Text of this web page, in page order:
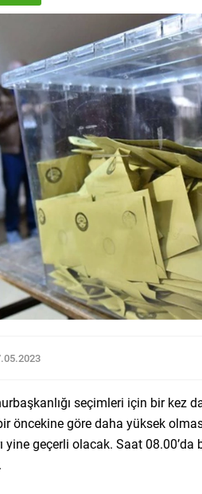
seçimleri için bir kez
öncekine göre daha yüksek
yine geçerli olacak. Saat